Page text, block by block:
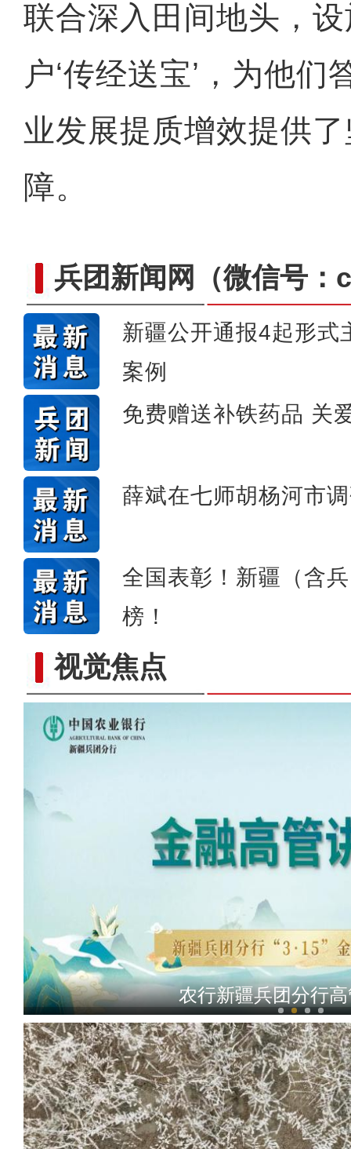
联合深入田间地头，
户‘传经送宝’，为他们
业发展提质增效提供
障。
兵团新闻网 （微信号
新疆公开通报4起形式
案例
免费赠送补铁药品 关
薛斌在七师胡杨河市
全国表彰！新疆（含
榜！
视觉焦点
全力开展公正检验 助力
农行新疆兵团分行